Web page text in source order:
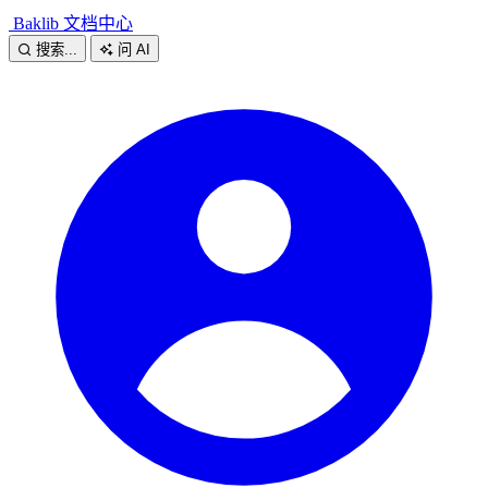
Baklib 文档中心
搜索... 问 AI